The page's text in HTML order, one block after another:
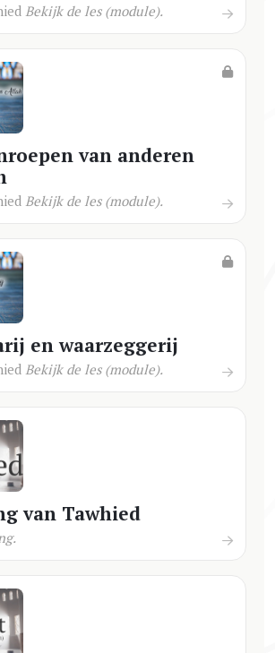
Bekijk de les (module).
van anderen
Bekijk de les (module).
en waarzeggerij
Bekijk de les (module).
van Tawhied